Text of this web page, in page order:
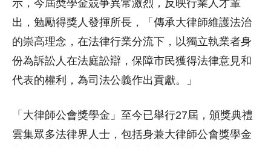
示，今屆奬學金競爭異常激烈，反映行業人才輩
出，勉勵得獎人發揮所長，「傳承大律師維護法治
的崇高理念，在法律行業分流下，以獨立執業者身
份為訴訟人在法庭訟辯，保障市民獲得法律意見和
代表的權利，為司法公義作出貢獻。」
「大律師公會獎學金」至今已舉行27屆，頒獎典禮
雲集眾多法律界人士，包括身兼大律師公會獎學金